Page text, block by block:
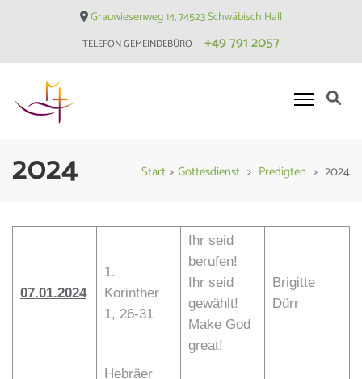
Grauwiesenweg 14, 74523 Schwäbisch Hall
TELEFON GEMEINDEBÜRO +49 791 2057
Hessental
2024 Start > Gottesdienst > Predigten > 2024
07.01.2024
1.
Korinther
1, 26-31
Ihr seid
berufen!
Ihr seid
gewählt!
Make God
great!
Brigitte
Dürr
Hebräer